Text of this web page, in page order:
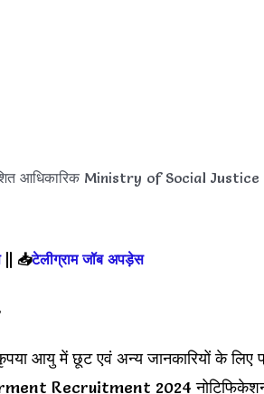
आधिकारिक Ministry of Social
|| 📥टेलीग्राम जॉब अपड़ेस
आयु में छूट एवं अन्य जानकारियों के लिए
Recruitment 2024